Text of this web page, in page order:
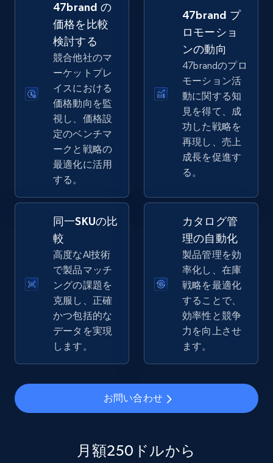
info, Stars, Feedbacks, Return policy, and more.
2.5K+ 今すぐ始める
URL, Product id, Title, Seller name, Seller rating,
Seller reviews, Breadcrumbs, Root category, and
more.
2.5K+
eBay - Gather data on products using
specified keywords
URL, Product id, Title, Seller name, Seller rating,
Seller reviews, Breadcrumbs, Root category, and
more.
2.5K+ 359+ 今すぐ始める
eBay - Collect products from shops on eBay
URL, Product id, Title, Seller name, Seller rating,
47brand の
価格を比較
検討する
競合他社のマ
ーケットプレ
イスにおける
価格動向を監
視し、価格設
定のベンチマ
ークと戦略の
最適化に活用
する。
47brand プ
ロモーショ
ンの動向
47brandのプロ
モーション活
動に関する知
見を得て、成
功した戦略を
再現し、売上
成長を促進す
る。
同一SKUの比
較
高度なAI技術
で製品マッチ
ングの課題を
克服し、正確
かつ包括的な
データを実現
します。
カタログ管
理の自動化
製品管理を効
率化し、在庫
戦略を最適化
することで、
効率性と競争
力を向上させ
ます。
お問い合わせ
月額250ドルから